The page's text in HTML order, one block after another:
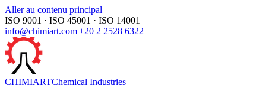
Aller au contenu principal
ISO 9001 · ISO 45001 · ISO 14001
info@chimiart.com|+20 2 2528 6322
CHIMIARTChemical Industries